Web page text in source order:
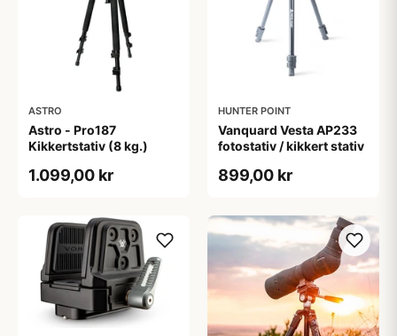
ASTRO
Astro - Pro187
Kikkertstativ (8 kg.)
1.099,00 kr
HUNTER POINT
Vanquard Vesta AP233
fotostativ / kikkert stativ
899,00 kr